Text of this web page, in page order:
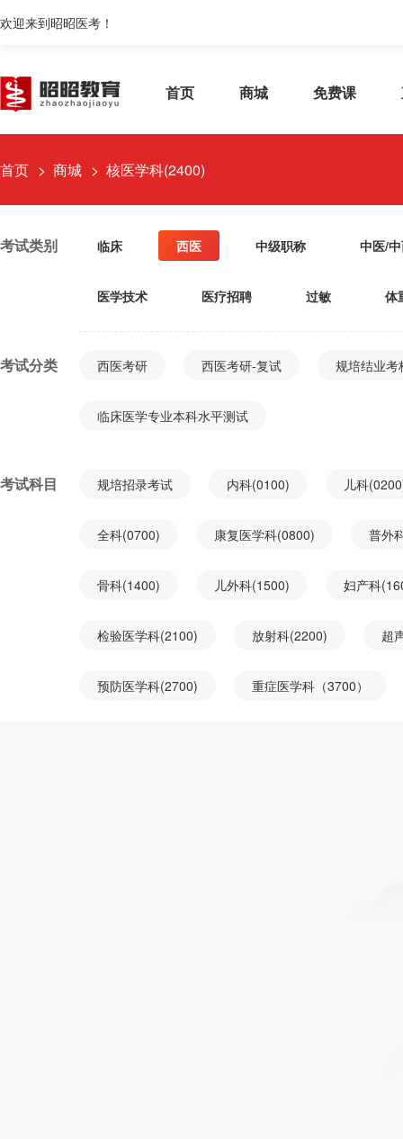
欢迎来到昭昭医考！
首页 商城 免费课
首页 商城 核医学科(2400)
考试类别 临床 西医 中级职称 中医/
医学技术 医疗招聘 过敏 体
考试分类 西医考研 西医考研-复试 规培结业考
临床医学专业本科水平测试
考试科目 规培招录考试 内科(0100) 儿科
全科(0700) 康复医学科(0800) 普外
骨科(1400) 儿外科(1500) 妇产科
检验医学科(2100) 放射科(2200) 超
预防医学科(2700) 重症医学科（3700）